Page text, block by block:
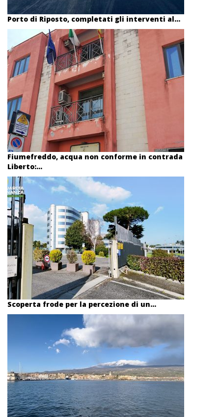
Porto di Riposto, completati gli interventi al...
Fiumefreddo, acqua non conforme in contrada
Liberto:...
Scoperta frode per la percezione di un...